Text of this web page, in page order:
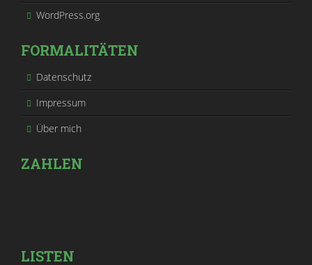
WordPress.org
FORMALITÄTEN
Datenschutz
Impressum
Über mich
ZAHLEN
LISTEN